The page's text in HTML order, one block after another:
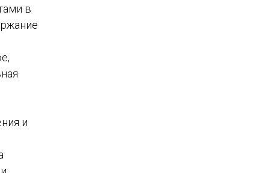
в
и